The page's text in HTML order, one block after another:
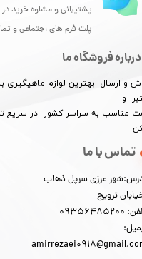
★★★
درباره فروشگاه ما
و ارسال بهترین لوازم ماهیگیری
و
مناسب به سراسر کشور در سریع
تماس با ما
مرزی سرپل ذهاب
ترویج
پشتیبانی و مشاوه خرید در
پلت فرم های اجتماعی و